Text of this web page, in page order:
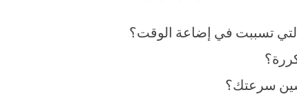
التي تسببت في إضاعة الوقت؟
سرعتك؟